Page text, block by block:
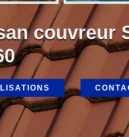
couvreur